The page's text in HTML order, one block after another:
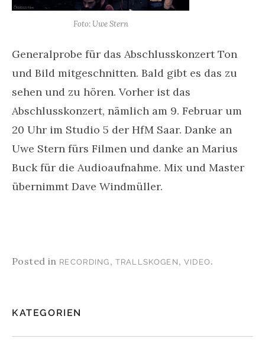
Foto: Uwe Stern
Generalprobe für das Abschlusskonzert Ton
und Bild mitgeschnitten. Bald gibt es das zu
sehen und zu hören. Vorher ist das
Abschlusskonzert, nämlich am 9. Februar um
20 Uhr im Studio 5 der HfM Saar. Danke an
Uwe Stern fürs Filmen und danke an Marius
Buck für die Audioaufnahme. Mix und Master
übernimmt Dave Windmüller.
Posted in RECORDING , TRALLSKOGEN , VIDEO .
KATEGORIEN